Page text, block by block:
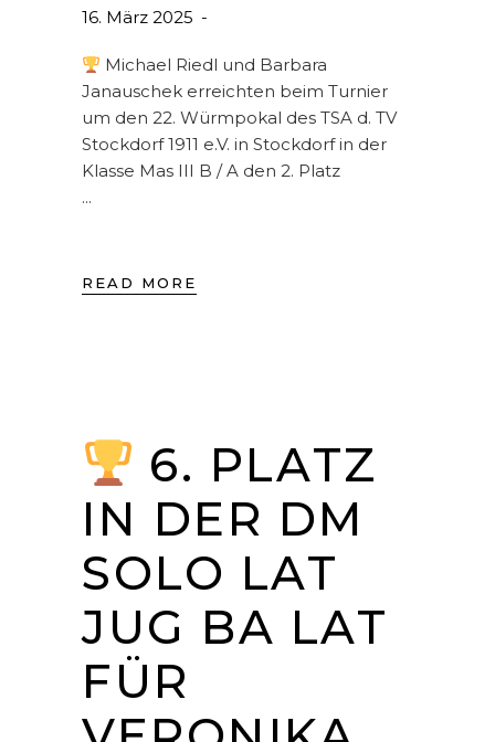
16. März 2025
Michael Riedl und Barbara
Janauschek erreichten beim Turnier
um den 22. Würmpokal des TSA d. TV
Stockdorf 1911 e.V. in Stockdorf in der
Klasse Mas III B / A den 2. Platz
READ MORE
6. PLATZ
IN DER DM
SOLO LAT
JUG BA LAT
FÜR